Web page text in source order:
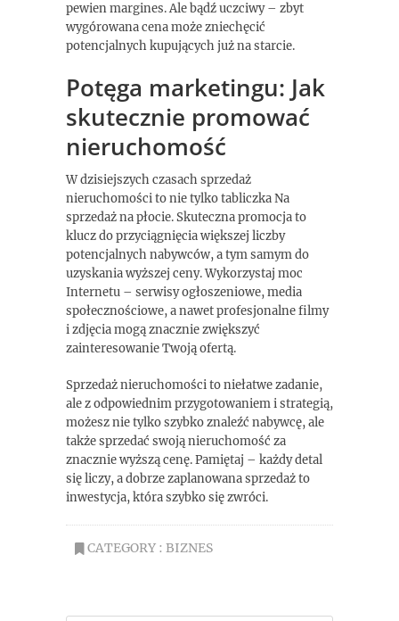
pewien margines. Ale bądź uczciwy – zbyt
wygórowana cena może zniechęcić
potencjalnych kupujących już na starcie.
Potęga marketingu: Jak
skutecznie promować
nieruchomość
W dzisiejszych czasach sprzedaż
nieruchomości to nie tylko tabliczka Na
sprzedaż na płocie. Skuteczna promocja to
klucz do przyciągnięcia większej liczby
potencjalnych nabywców, a tym samym do
uzyskania wyższej ceny. Wykorzystaj moc
Internetu – serwisy ogłoszeniowe, media
społecznościowe, a nawet profesjonalne filmy
i zdjęcia mogą znacznie zwiększyć
zainteresowanie Twoją ofertą.
Sprzedaż nieruchomości to niełatwe zadanie,
ale z odpowiednim przygotowaniem i strategią,
możesz nie tylko szybko znaleźć nabywcę, ale
także sprzedać swoją nieruchomość za
znacznie wyższą cenę. Pamiętaj – każdy detal
się liczy, a dobrze zaplanowana sprzedaż to
inwestycja, która szybko się zwróci.
CATEGORY : BIZNES